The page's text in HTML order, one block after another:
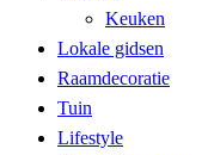
Keuken
Lokale gidsen
Raamdecoratie
Tuin
Lifestyle